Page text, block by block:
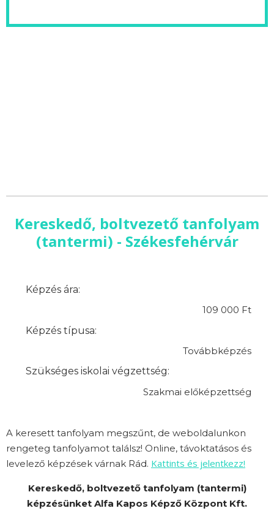
Kereskedő, boltvezető tanfolyam
(tantermi) - Székesfehérvár
Képzés ára:
109 000 Ft
Képzés típusa:
Továbbképzés
Szükséges iskolai végzettség:
Szakmai előképzettség
A keresett tanfolyam megszűnt, de weboldalunkon
rengeteg tanfolyamot találsz! Online, távoktatásos és
levelező képzések várnak Rád. Kattints és jelentkezz!
Kereskedő, boltvezető tanfolyam (tantermi)
képzésünket Alfa Kapos Képző Központ Kft.